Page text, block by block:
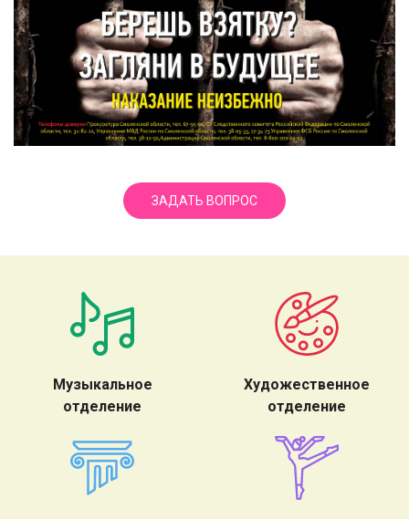
ЗАДАТЬ ВОПРОС
Музыкальное
отделение
Художественное
отделение